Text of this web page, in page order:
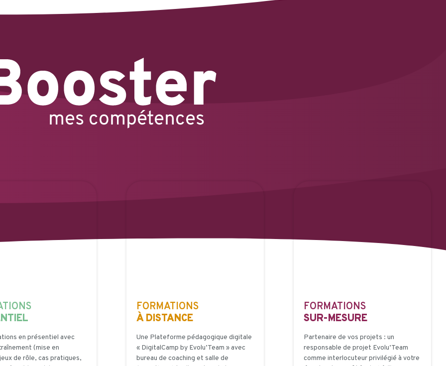
en présentiel avec
(mise en
de rôle, cas pratiques,
FORMATIONS
À DISTANCE
Une Plateforme pédagogique digitale
« DigitalCamp by Evolu’Team » avec
bureau de coaching et salle de
FORMATIONS
SUR-MESURE
Partenaire de vos projets : un
responsable de projet Evolu’Team
comme interlocuteur privilégié à votre